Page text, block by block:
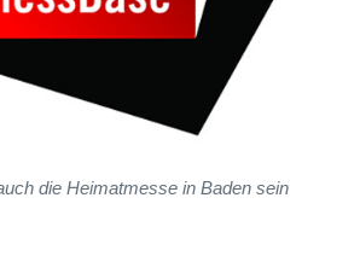
die Heimatmesse in Baden sein